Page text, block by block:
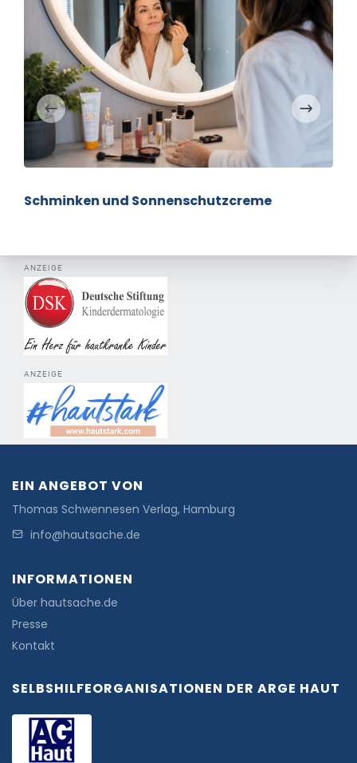
Schminken und Sonnenschutzcreme
ANZEIGE
ANZEIGE
EIN ANGEBOT VON
Thomas Schwennesen Verlag, Hamburg
info@hautsache.de
INFORMATIONEN
Über hautsache.de
Presse
Kontakt
SELBSHILFEORGANISATIONEN DER ARGE HAUT